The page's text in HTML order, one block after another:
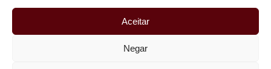
Aceitar
Negar